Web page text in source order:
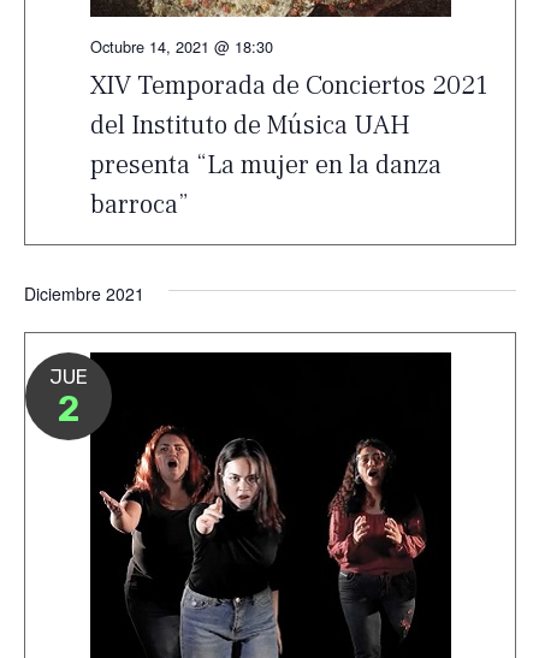
XIV Temporada de Conciertos 2021
del Instituto de Música UAH
presenta “La mujer en la danza
barroca”
Octubre 14, 2021 @ 18:30
Diciembre 2021
JUE
2